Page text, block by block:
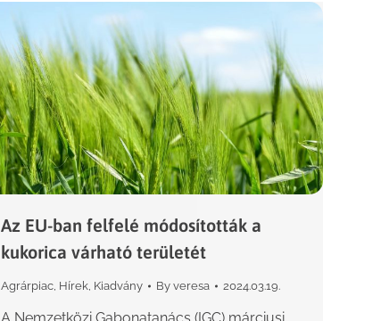
Az EU-ban felfelé módosították a
kukorica várható területét
Agrárpiac, Hírek, Kiadvány By veresa 2024.03.19.